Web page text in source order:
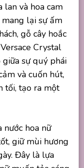
lan và hoa cam
lại sự ấm
gỗ cây hoắc
Crystal
sự quý phái
và cuốn hút,
tối, tạo ra một
nước hoa nữ
giữ mùi hương
Đây là lựa